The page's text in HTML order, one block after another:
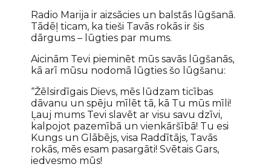
Radio Marija ir aizsācies un balstās lūgšanā.
Tādēļ ticam, ka tieši Tavās rokās ir šis
dārgums – lūgties par mums.
Aicinām Tevi pieminēt mūs savās lūgšanās,
kā arī mūsu nodomā lūgties šo lūgšanu:
“Žēlsirdīgais Dievs, mēs lūdzam ticības
dāvanu un spēju mīlēt tā, kā Tu mūs mīli!
Ļauj mums Tevi slavēt ar visu savu dzīvi,
kalpojot pazemībā un vienkāršībā! Tu esi
Kungs un Glābējs, visa Raddītājs, Tavās
rokās, mēs esam pasargāti! Svētais Gars,
iedvesmo mūs!